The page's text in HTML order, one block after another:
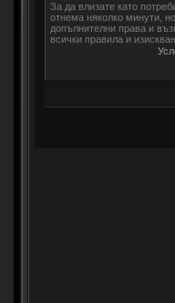
За да влизате като
отнема няколко минути,
допълнителни права и
всички правила и